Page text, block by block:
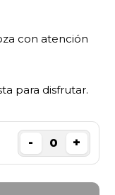
con atención
para disfrutar.
- +